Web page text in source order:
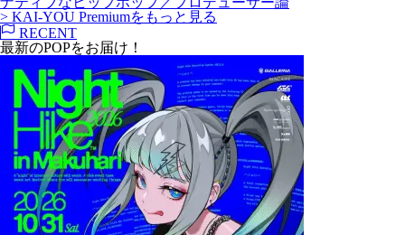
> KAI-YOU Premiumをもっと見る
RECENT
最新のPOPをお届け！